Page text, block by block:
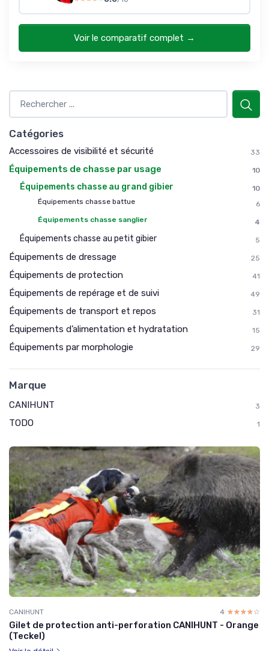
Voir le comparatif complet →
Catégories
Accessoires de visibilité et sécurité 33
Équipements de chasse par usage 10
Équipements chasse au grand gibier
10
Équipements chasse battue
6
Équipements chasse sanglier
4
Équipements chasse au petit gibier 5
Équipements de dressage 25
Équipements de protection 41
Équipements de repérage et de suivi 49
Équipements de transport et repos 31
Équipements d’alimentation et hydratation 15
Équipements par morphologie 29
Marque
CANIHUNT 3
TODO 1
CANIHUNT 4 ☆☆☆☆☆
★★★★★
Gilet de protection anti-perforation CANIHUNT - Orange
(Teckel)